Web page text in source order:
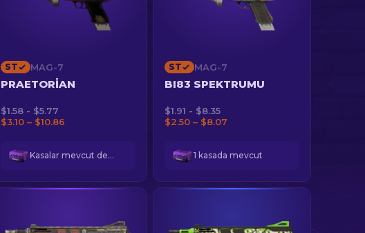
ST MAG-7
PRAETORIAN
$1.58 - $5.77
$3.10 – $10.86
Kasalar mevcut değil
ST MAG-7
BI83 SPEKTRUMU
$1.91 - $8.35
$2.50 – $8.07
1 kasada mevcut